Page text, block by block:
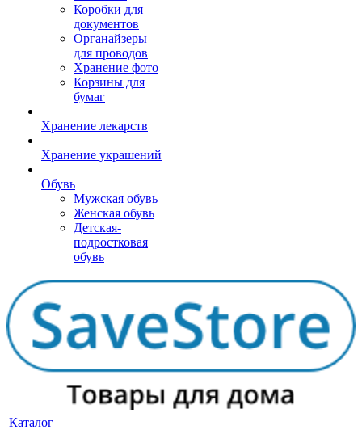
Коробки для
документов
Органайзеры
для проводов
Хранение фото
Корзины для
бумаг
Хранение лекарств
Хранение украшений
Обувь
Мужская обувь
Женская обувь
Детская-
подростковая
обувь
Каталог